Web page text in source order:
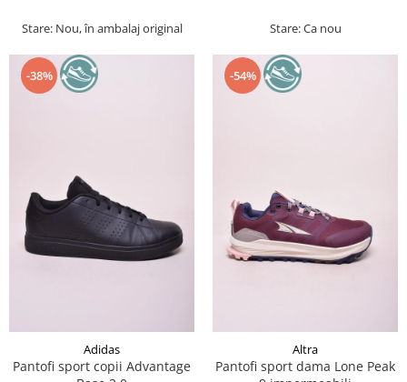
Stare: Nou, în ambalaj original Stare: Ca nou
-38%
Adidas
Pantofi sport copii Advantage
-54%
Altra
Pantofi sport dama Lone Peak